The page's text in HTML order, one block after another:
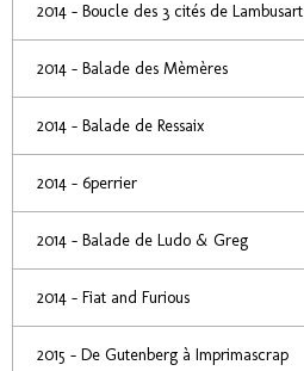
2014 - Boucle des 3 cités de Lambusart
2014 - Balade des Mèmères
2014 - Balade de Ressaix
2014 - 6perrier
2014 - Balade de Ludo & Greg
2014 - Fiat and Furious
2015 - De Gutenberg à Imprimascrap